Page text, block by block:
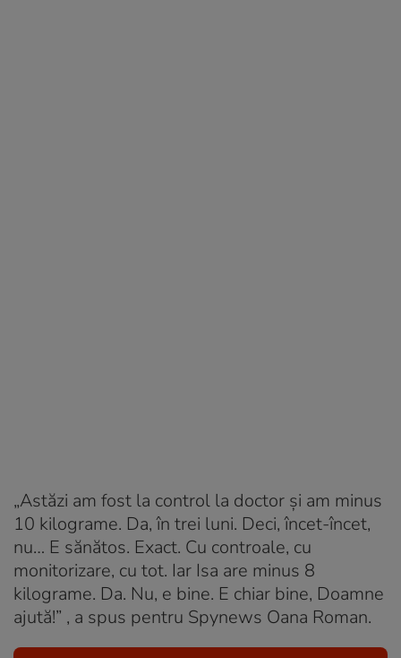
„Astăzi am fost la control la doctor și am minus
10 kilograme. Da, în trei luni. Deci, încet-încet,
nu… E sănătos. Exact. Cu controale, cu
monitorizare, cu tot. Iar Isa are minus 8
kilograme. Da. Nu, e bine. E chiar bine, Doamne
ajută!” , a spus pentru Spynews Oana Roman.